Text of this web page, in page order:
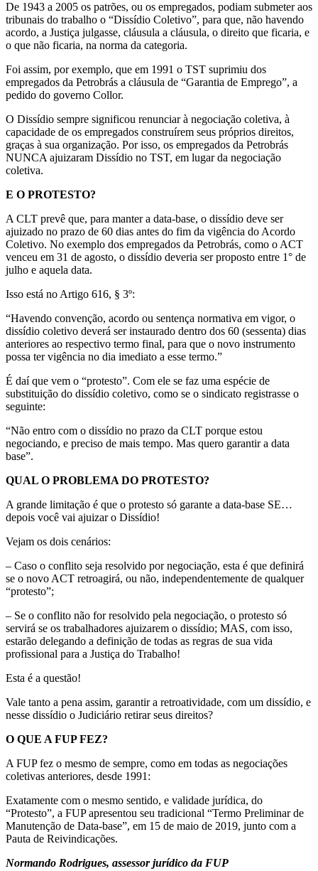
De 1943 a 2005 os patrões, ou os empregados, podiam submeter aos
tribunais do trabalho o “Dissídio Coletivo”, para que, não havendo
acordo, a Justiça julgasse, cláusula a cláusula, o direito que ficaria, e
o que não ficaria, na norma da categoria.
Foi assim, por exemplo, que em 1991 o TST suprimiu dos
empregados da Petrobrás a cláusula de “Garantia de Emprego”, a
pedido do governo Collor.
O Dissídio sempre significou renunciar à negociação coletiva, à
capacidade de os empregados construírem seus próprios direitos,
graças à sua organização. Por isso, os empregados da Petrobrás
NUNCA ajuizaram Dissídio no TST, em lugar da negociação
coletiva.
E O PROTESTO?
A CLT prevê que, para manter a data-base, o dissídio deve ser
ajuizado no prazo de 60 dias antes do fim da vigência do Acordo
Coletivo. No exemplo dos empregados da Petrobrás, como o ACT
venceu em 31 de agosto, o dissídio deveria ser proposto entre 1° de
julho e aquela data.
Isso está no Artigo 616, § 3º:
“Havendo convenção, acordo ou sentença normativa em vigor, o
dissídio coletivo deverá ser instaurado dentro dos 60 (sessenta) dias
anteriores ao respectivo termo final, para que o novo instrumento
possa ter vigência no dia imediato a esse termo.”
É daí que vem o “protesto”. Com ele se faz uma espécie de
substituição do dissídio coletivo, como se o sindicato registrasse o
seguinte:
“Não entro com o dissídio no prazo da CLT porque estou
negociando, e preciso de mais tempo. Mas quero garantir a data
base”.
QUAL O PROBLEMA DO PROTESTO?
A grande limitação é que o protesto só garante a data-base SE…
depois você vai ajuizar o Dissídio!
Vejam os dois cenários:
– Caso o conflito seja resolvido por negociação, esta é que definirá
se o novo ACT retroagirá, ou não, independentemente de qualquer
“protesto”;
– Se o conflito não for resolvido pela negociação, o protesto só
servirá se os trabalhadores ajuizarem o dissídio; MAS, com isso,
estarão delegando a definição de todas as regras de sua vida
profissional para a Justiça do Trabalho!
Esta é a questão!
Vale tanto a pena assim, garantir a retroatividade, com um dissídio, e
nesse dissídio o Judiciário retirar seus direitos?
O QUE A FUP FEZ?
A FUP fez o mesmo de sempre, como em todas as negociações
coletivas anteriores, desde 1991:
Exatamente com o mesmo sentido, e validade jurídica, do
“Protesto”, a FUP apresentou seu tradicional “Termo Preliminar de
Manutenção de Data-base”, em 15 de maio de 2019, junto com a
Pauta de Reivindicações.
Normando Rodrigues, assessor jurídico da FUP